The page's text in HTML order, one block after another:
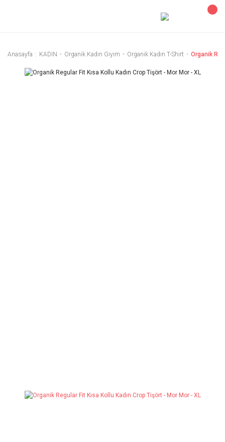
Anasayfa KADIN Organik Kadın Giyim Organik Kadın T-Shirt Organik